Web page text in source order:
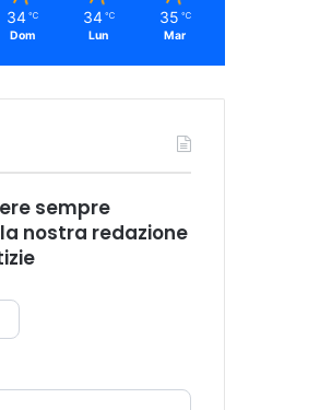
34 ℃
Dom
34 ℃
Lun
35 ℃
Mar
sempre
nostra redazione